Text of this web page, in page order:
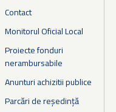
Contact
Monitorul Oficial Local
Proiecte fonduri
nerambursabile
Anunturi achizitii publice
Parcări de reședință